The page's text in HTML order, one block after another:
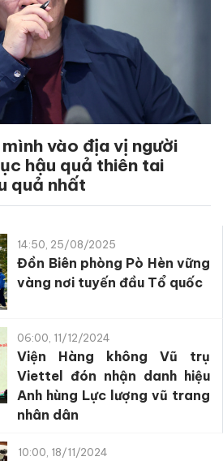
vào địa vị người
hậu quả thiên tai
quả nhất
14:50, 25/08/2025
Đồn Biên phòng Pò Hèn vững
vàng nơi tuyến đầu Tổ quốc
06:00, 11/12/2024
Viện Hàng không Vũ trụ
Viettel đón nhận danh hiệu
Anh hùng Lực lượng vũ trang
nhân dân
10:00, 18/11/2024